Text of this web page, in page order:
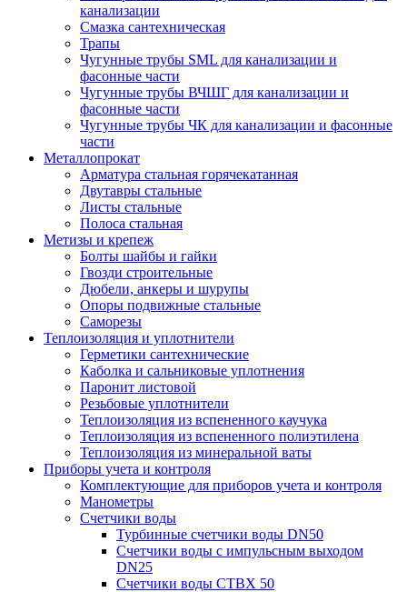
канализации
Смазка сантехническая
Трапы
Чугунные трубы SML для канализации и
фасонные части
Чугунные трубы ВЧШГ для канализации и
фасонные части
Чугунные трубы ЧК для канализации и фасонные
части
Металлопрокат
Арматура стальная горячекатанная
Двутавры стальные
Листы стальные
Полоса стальная
Метизы и крепеж
Болты шайбы и гайки
Гвозди строительные
Дюбели, анкеры и шурупы
Опоры подвижные стальные
Саморезы
Теплоизоляция и уплотнители
Герметики сантехнические
Каболка и сальниковые уплотнения
Паронит листовой
Резьбовые уплотнители
Теплоизоляция из вспененного каучука
Теплоизоляция из вспененного полиэтилена
Теплоизоляция из минеральной ваты
Приборы учета и контроля
Комплектующие для приборов учета и контроля
Манометры
Счетчики воды
Турбинные счетчики воды DN50
Счетчики воды с импульсным выходом
DN25
Счетчики воды СТВХ 50